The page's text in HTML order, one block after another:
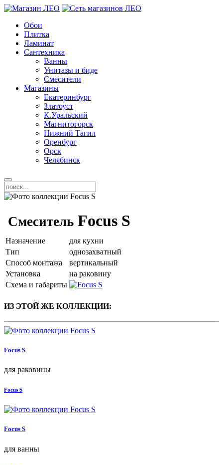
Обои
Плитка
Ламинат
Сантехника
Ванны
Унитазы и биде
Смесители
Магазины
Екатеринбург
Златоуст
К.Уральский
Магнитогорск
Нижний Тагил
Оренбург
Орск
Челябинск
Смеситель Focus S
Назначение
для кухни
Тип
однозахватный
Способ монтажа
вертикальный
Установка
на раковину
Схема и габариты
ИЗ ЭТОЙ ЖЕ КОЛЛЕКЦИИ:
Focus S
для раковины
Focus S
Focus S
для ванны